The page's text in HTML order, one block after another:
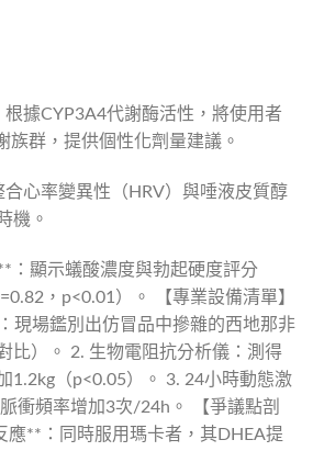
據CYP3A4代謝酶活性，將使用者
群，提供個性化劑量建議。
心率變異性（HRV）與唾液皮質醇
機。
：顯示蟻酸濃度與勃起硬度評分
，p<0.01）。 【專業設備清單】
現場鑑別出仿冒品中摻雜的西地那非
比）。 2. 生物電阻抗分析儀：測得
1.2kg（p<0.05）。 3. 24小時動態激
衝頻率增加3次/24h。 【爭議點剖
應**：同時服用瑪卡者，其DHEA提